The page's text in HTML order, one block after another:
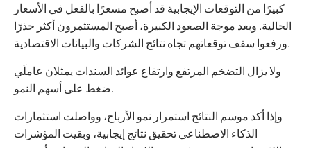
كبيرًا من التوقعات الإيجابية قد أصبح مسعرًا بالفعل في الأسعار
الحالية. وبعد موجة الصعود الكبيرة، أصبح المستثمرون أكثر حذرًا
ورفعوا سقف توقعاتهم تجاه نتائج الشركات والبيانات الاقتصادية.
ولا يزال التضخم المرتفع وارتفاع عوائد السندات يمثلان عاملَي
ضغط على أسهم النمو.
وإذا أكد موسم النتائج استمرار نمو الأرباح، وواصلت استثمارات
الذكاء الاصطناعي تحقيق نتائج إيجابية، وبقيت المؤشرات